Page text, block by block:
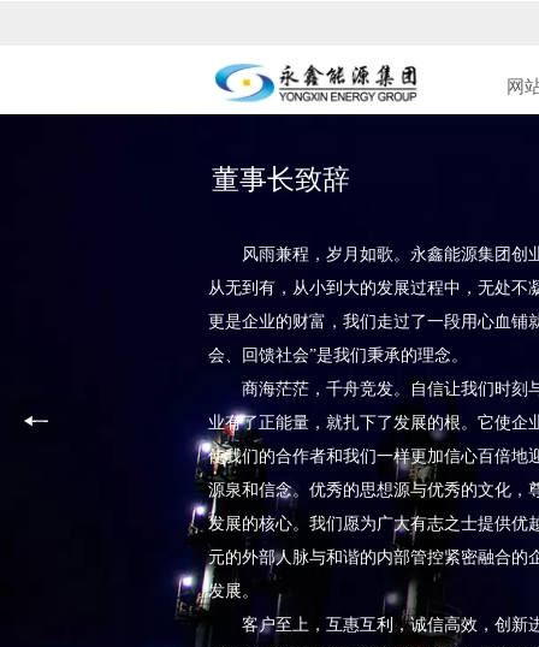
网
董事长致辞
风雨兼程，岁月如歌。永鑫能源集团创
从无到有，从小到大的发展过程中，无处
更是企业的财富，我们走过了一段用心血铺
会、回馈社会”是我们秉承的理念。
商海茫茫，千舟竞发。自信让我们时刻
业有了正能量，就扎下了发展的根。它使
使我们的合作者和我们一样更加信心百倍
源泉和信念。优秀的思想源与优秀的文化
发展的核心。我们愿为广大有志之士提供
元的外部人脉与和谐的内部管控紧密融合
发展。
客户至上，互惠互利，诚信高效，创新